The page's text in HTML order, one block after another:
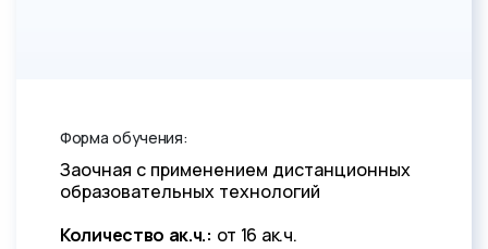
Форма обучения:
Заочная с применением дистанционных
образовательных технологий
Количество ак.ч.: от 16 ак.ч.